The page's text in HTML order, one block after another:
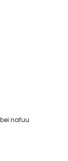
nafuu